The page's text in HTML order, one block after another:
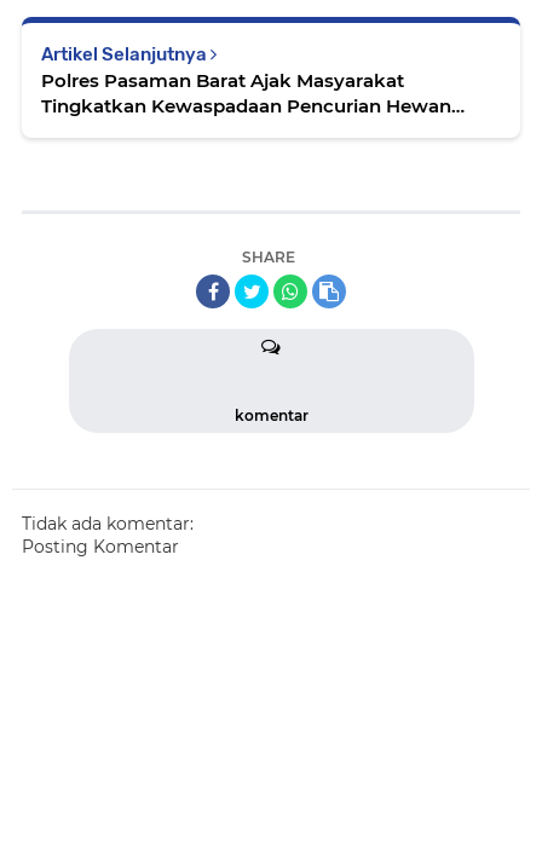
Artikel Selanjutnya
Polres Pasaman Barat Ajak Masyarakat
Tingkatkan Kewaspadaan Pencurian Hewan
SHARE
komentar
Tidak ada komentar:
Posting Komentar